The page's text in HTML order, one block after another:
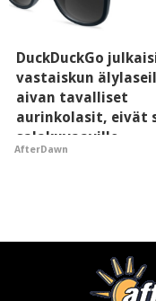
DuckDuckGo
vastaiskun
aivan tavalliset
aurinkolasit, eivät
salakuvaaville
hyypiöille
AfterDawn